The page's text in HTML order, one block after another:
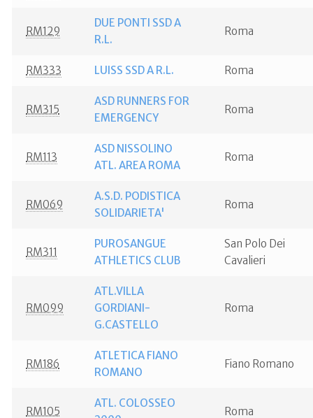
RM129
DUE PONTI SSD A
R.L.
Roma
RM333 LUISS SSD A R.L. Roma
RM315
ASD RUNNERS FOR
EMERGENCY
Roma
RM113
ASD NISSOLINO
ATL. AREA ROMA
Roma
RM069
A.S.D. PODISTICA
SOLIDARIETA'
Roma
RM311
PUROSANGUE
ATHLETICS CLUB
San Polo Dei
Cavalieri
RM099
ATL.VILLA
GORDIANI-
G.CASTELLO
Roma
RM186
ATLETICA FIANO
ROMANO
Fiano Romano
RM105
ATL. COLOSSEO
Roma